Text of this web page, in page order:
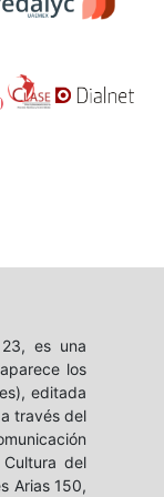
es una
los
editada
través del
del
Arias 150,